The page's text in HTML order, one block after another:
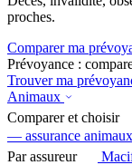
proches.
Comparer ma
Prévoyance :
Trouver ma
Animaux
Comparer et choisir
— assurance animaux
Par assureur